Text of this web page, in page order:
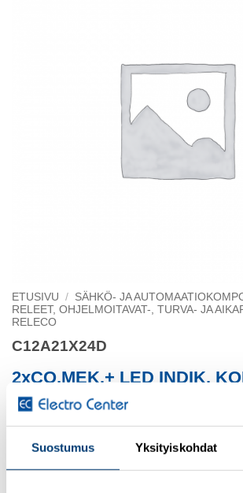
Suostumus Yksityiskohdat
ETUSIVU / SÄHKÖ- JA
RELEET, OHJELMOITAVAT-, TURVA- JA
RELECO
C12A21X24D
2xCO,MEK.+ LED INDIK,
Sähkönumero
3582519